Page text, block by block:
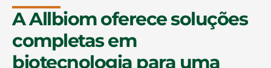
A Allbiom oferece soluções
completas em
biotecnologia para uma